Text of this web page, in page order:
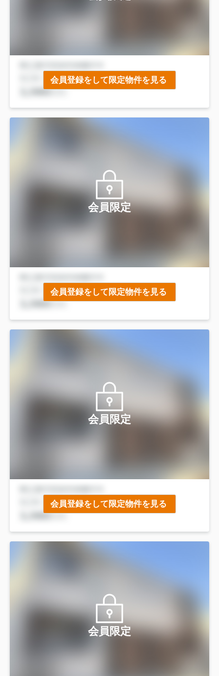
会員登録をして限定物件を見る
会員限定
会員登録をして限定物件を見る
会員限定
会員登録をして限定物件を見る
会員限定